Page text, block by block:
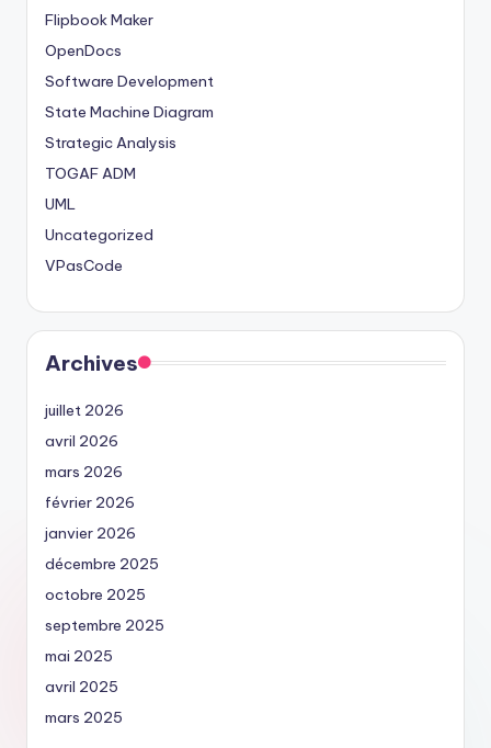
Flipbook Maker
OpenDocs
Software Development
State Machine Diagram
Strategic Analysis
TOGAF ADM
UML
Uncategorized
VPasCode
Archives
juillet 2026
avril 2026
mars 2026
février 2026
janvier 2026
décembre 2025
octobre 2025
septembre 2025
mai 2025
avril 2025
mars 2025